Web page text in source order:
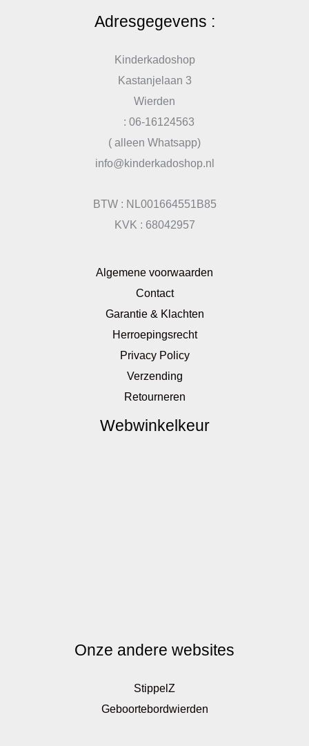
Adresgegevens :
Kinderkadoshop
Kastanjelaan 3
Wierden
: 06-16124563
( alleen Whatsapp)
info@kinderkadoshop.nl
BTW : NL001664551B85
KVK : 68042957
Algemene voorwaarden
Contact
Garantie & Klachten
Herroepingsrecht
Privacy Policy
Verzending
Retourneren
Webwinkelkeur
Onze andere websites
StippelZ
Geboortebordwierden